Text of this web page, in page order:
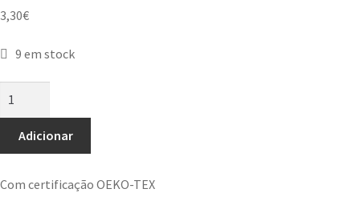
3,30€
9 em stock
Adicionar
Com certificação OEKO-TEX